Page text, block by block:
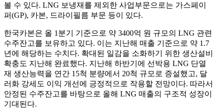
볼 수 있다. LNG 보냉재를 제외한 사업부문으로는 가스페이
퍼(GP), 카본, 드라이필름 부문 등이 있다.
한국카본은 올 1분기 기준으로 약 3400억 원 규모의 LNG 관련
수주잔고를 보유하고 있다. 이는 지난해 매출 기준으로 약 1.7
년에 해당하는 수치다. 확대된 일감을 소화하기 위한 생산설비
확충도 지난해 완료했다. 지난해 하반기에 선박용 LNG 단열
재 생산능력을 연간 15척 분량에서 20척 규모로 증설했고, 달
러화 강세도 이익 개선에 긍정적으로 작용할 전망이다. 따라서
안정된 수주잔고를 바탕으로 올해 LNG 매출의 구조적 성장이
기대된다.